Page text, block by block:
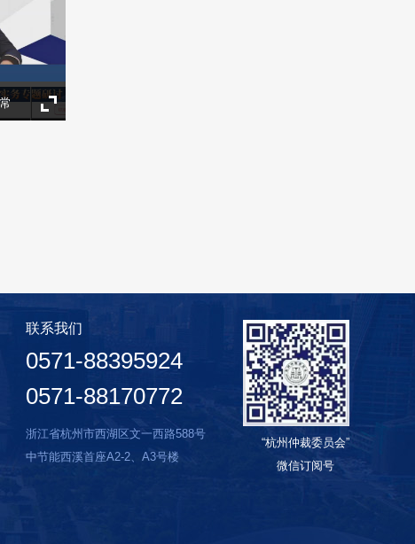
联系我们
0571-88395924
0571-88170772
“杭州仲裁委员会”
微信订阅号
浙江省杭州市西湖区文一西路588号
中节能西溪首座A2-2、A3号楼